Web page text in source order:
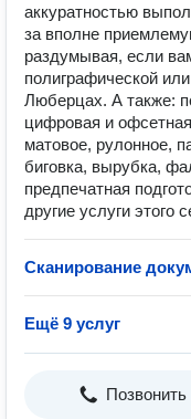
аккуратностью
за вполне
раздумывая, если
полиграфической
Люберцах. А также:
цифровая и
матовое, рулонное,
биговка, вырубка,
предпечатная
другие услуги этого
Сканирование
Ещё 9 услуг
Позвонить